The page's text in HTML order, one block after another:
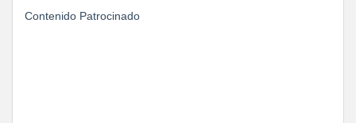
Contenido Patrocinado